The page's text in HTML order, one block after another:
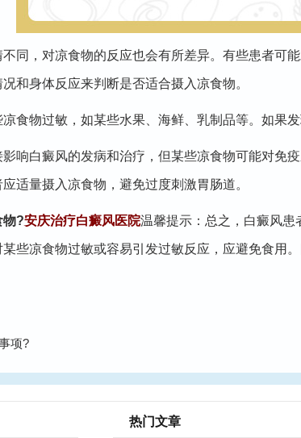
同，对凉食物的反应也会有所差异。有些患者可
和身体反应来判断是否适合摄入凉食物。
食物过敏，如某些水果、海鲜、乳制品等。如果
响白癜风的发病和治疗，但某些凉食物可能对免
适量摄入凉食物，避免过度刺激胃肠道。
物?安庆治疗白癜风医院温馨提示：总之，白癜风患
些凉食物过敏或容易引发过敏反应，应避免食用
项?
热门文章